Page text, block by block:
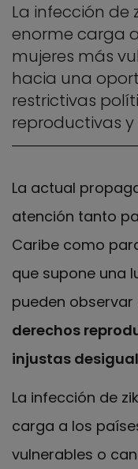
La infección de
enorme carga
mujeres más
hacia una
restrictivas
reproductivas y
La actual
atención tanto
Caribe como
que supone una
pueden
derechos
injustas
La infección de
carga a los
vulnerables o